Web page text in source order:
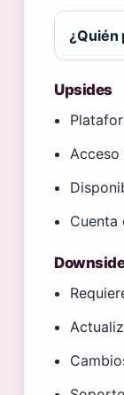
¿Quién
Upsides
Cuenta